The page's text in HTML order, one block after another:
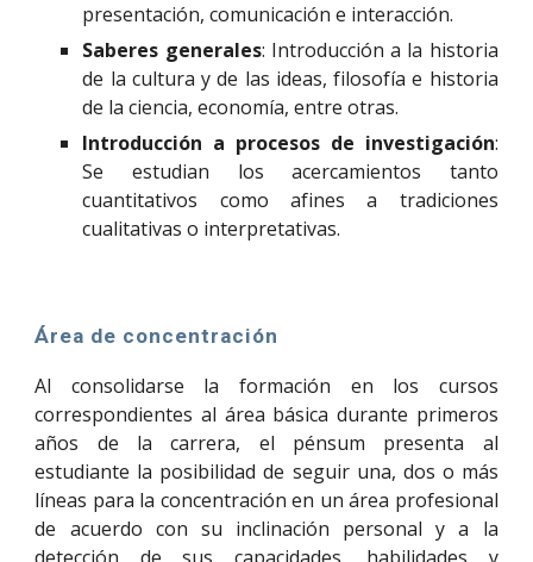
presentación, comunicación e interacción.
Saberes generales: Introducción a la historia
de la cultura y de las ideas, filosofía e historia
de la ciencia, economía, entre otras.
Introducción a procesos de investigación:
Se estudian los acercamientos tanto
cuantitativos como afines a tradiciones
cualitativas o interpretativas.
Área de concentración
Al consolidarse la formación en los cursos
correspondientes al área básica durante primeros
años de la carrera, el pénsum presenta al
estudiante la posibilidad de seguir una, dos o más
líneas para la concentración en un área profesional
de acuerdo con su inclinación personal y a la